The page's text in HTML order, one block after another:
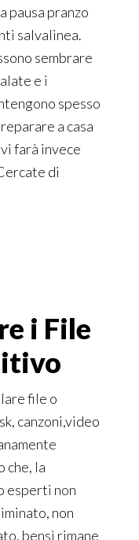
pausa pranzo
salvalinea.
sembrare
e i
spesso
a casa
farà invece
di
i File
file o
canzoni,video
che, la
esperti non
non
bensì rimane